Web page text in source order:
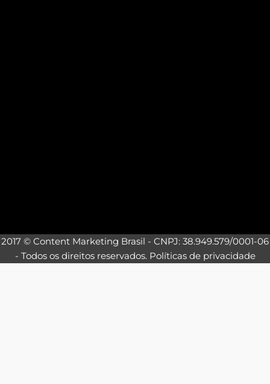
2017 © Content Marketing Brasil - CNPJ: 38.949.579/0001-06
- Todos os direitos reservados. Políticas de privacidade